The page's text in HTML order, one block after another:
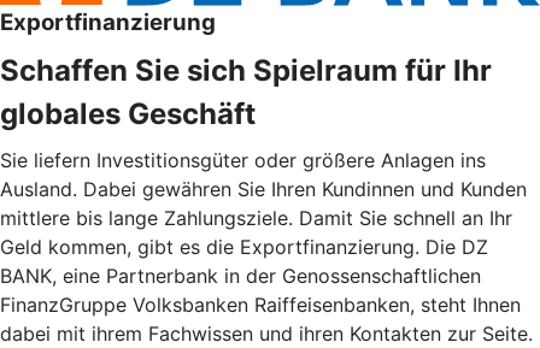
Exportfinanzierung
Schaffen Sie sich Spielraum für Ihr
globales Geschäft
Sie liefern Investitionsgüter oder größere Anlagen ins
Ausland. Dabei gewähren Sie Ihren Kundinnen und Kunden
mittlere bis lange Zahlungsziele. Damit Sie schnell an Ihr
Geld kommen, gibt es die Exportfinanzierung. Die DZ
BANK, eine Partnerbank in der Genossenschaftlichen
FinanzGruppe Volksbanken Raiffeisenbanken, steht Ihnen
dabei mit ihrem Fachwissen und ihren Kontakten zur Seite.